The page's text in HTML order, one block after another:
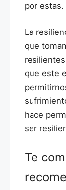
por estas.
La
que
que este
hace
ser
Te